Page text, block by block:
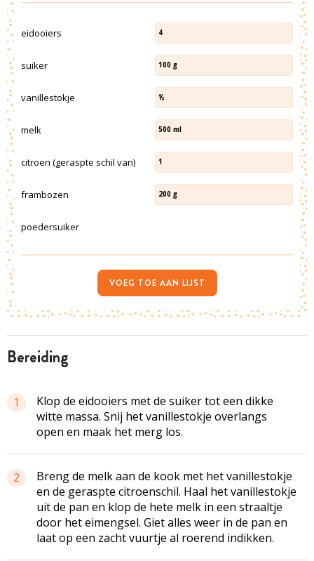
bereiding
1
Klop de eidooiers met de suiker tot een dikke
witte massa. Snij het vanillestokje overlangs
open en maak het merg los.
2
Breng de melk aan de kook met het vanillestokje
en de geraspte citroenschil. Haal het vanillestokje
uit de pan en klop de hete melk in een straaltje
door het eimengsel. Giet alles weer in de pan en
laat op een zacht vuurtje al roerend indikken.
eidooiers 4
suiker 100 g
vanillestokje ½
melk 500 ml
citroen (geraspte schil van) 1
frambozen 200 g
poedersuiker
VOEG TOE AAN LIJST